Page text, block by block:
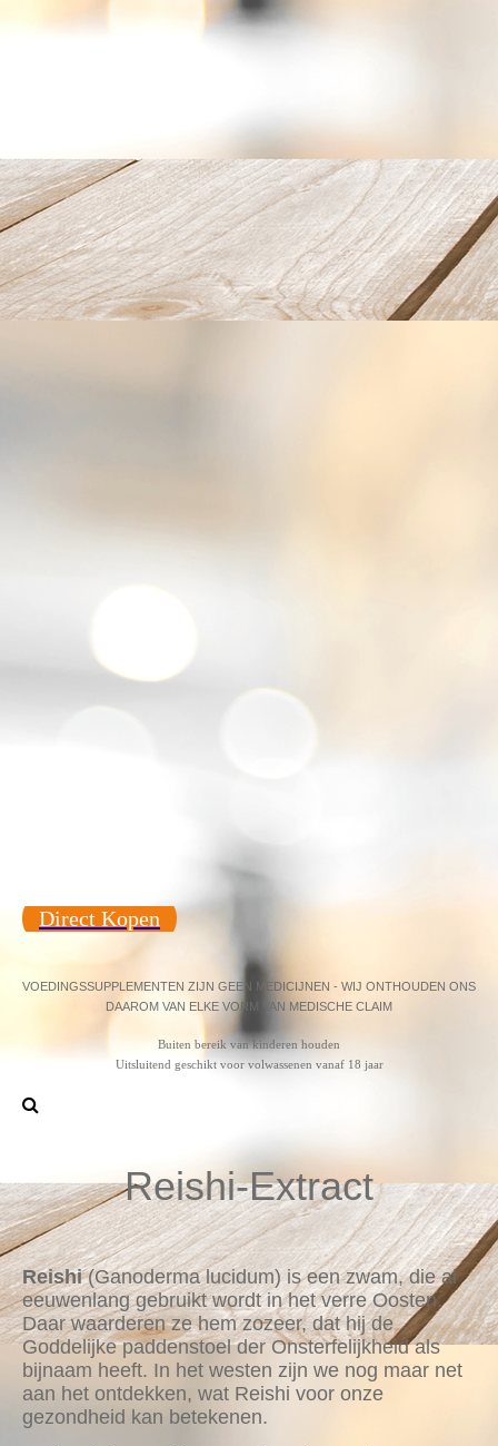
Direct Kopen
VOEDINGSSUPPLEMENTEN ZIJN GEEN MEDICIJNEN - WIJ ONTHOUDEN ONS
DAAROM VAN ELKE VORM VAN MEDISCHE CLAIM
Buiten bereik van kinderen houden
Uitsluitend geschikt voor volwassenen vanaf 18 jaar
Reishi-Extract
Reishi(Ganoderma lucidum) is een zwam, die al
eeuwenlang gebruikt wordt in het verre Oosten.
Daar waarderen ze hem zozeer, dat hij de
Goddelijke paddenstoel der Onsterfelijkheid als
bijnaam heeft. In het westen zijn we nog maar net
aan het ontdekken, wat Reishi voor onze
gezondheid kan betekenen.